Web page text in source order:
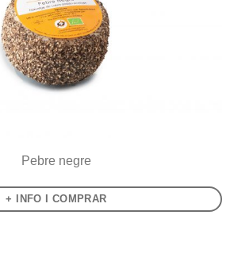
Pebre negre
+ INFO I COMPRAR